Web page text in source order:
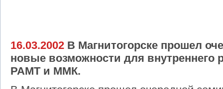
16.03.2002 В Магнитогорске прошел
новые возможности для внутреннего
РАМТ и ММК.